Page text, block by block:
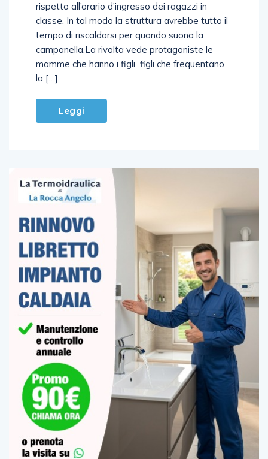
classe. In tal modo la struttura avrebbe tutto il
tempo di riscaldarsi per quando suona la
campanella.La rivolta vede protagoniste le
mamme che hanno i figli figli che frequentano
la […]
Leggi